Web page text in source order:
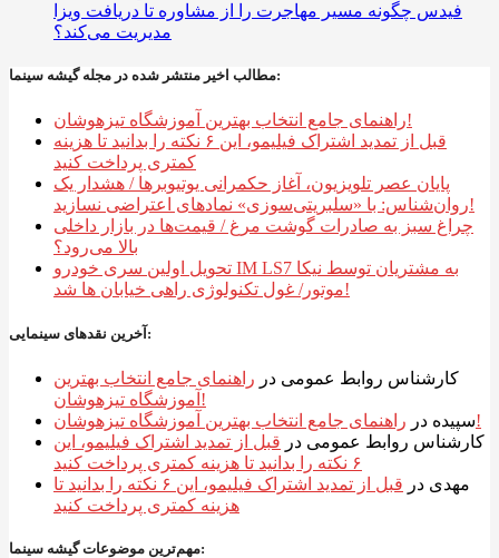
فیدس چگونه مسیر مهاجرت را از مشاوره تا دریافت ویزا
مدیریت می‌کند؟
مطالب اخیر منتشر شده در مجله گیشه سینما:
راهنمای جامع انتخاب بهترین آموزشگاه تیزهوشان!
قبل از تمدید اشتراک فیلیمو، این ۶ نکته را بدانید تا هزینه
کمتری پرداخت کنید
پایان عصر تلویزیون، آغاز حکمرانی یوتیوبرها / هشدار یک
روان‌شناس: با «سلبریتی‌سوزی» نمادهای اعتراضی نسازید!
چراغ سبز به صادرات گوشت مرغ / قیمت‌ها در بازار داخلی
بالا می‌رود؟
تحویل اولین سری خودرو IM LS7 به مشتریان توسط نیکا
موتور/ غول تکنولوژی راهی خیابان ها شد!
آخرین نقدهای سینمایی:
کارشناس روابط عمومی در راهنمای جامع انتخاب بهترین
آموزشگاه تیزهوشان!
سپیده در
راهنمای جامع انتخاب بهترین آموزشگاه تیزهوشان!
کارشناس روابط عمومی در قبل از تمدید اشتراک فیلیمو، این
۶ نکته را بدانید تا هزینه کمتری پرداخت کنید
مهدی در
قبل از تمدید اشتراک فیلیمو، این ۶ نکته را بدانید تا
هزینه کمتری پرداخت کنید
مهم‌ترین موضوعات گیشه سینما: